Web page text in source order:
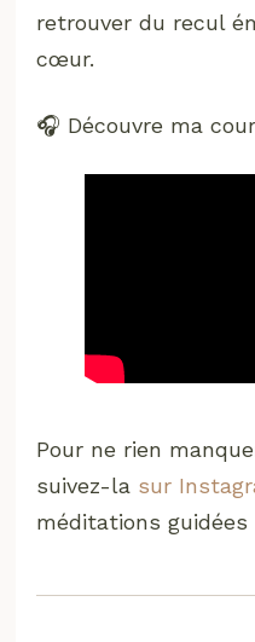
retrouver du recul
cœur.
🎧 Découvre ma
Pour ne rien
suivez-la sur
méditations guidées